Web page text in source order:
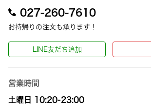
027-260-7610
お持帰りの注文も承ります！
LINE友だち追加
営業時間
土曜日 10:20-23:00